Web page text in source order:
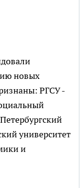
новых
РГСУ -
университет
и